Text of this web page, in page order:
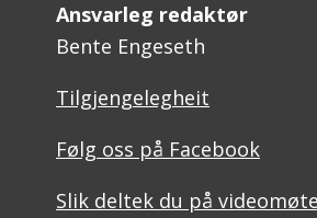
Ansvarleg redaktør
Bente Engeseth
Tilgjengelegheit
Følg oss på Facebook
Slik deltek du på